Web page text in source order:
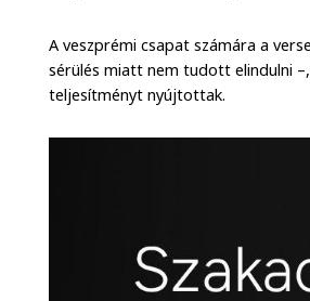
A veszprémi csapat számára a
sérülés miatt nem tudott elindulni
teljesítményt nyújtottak.